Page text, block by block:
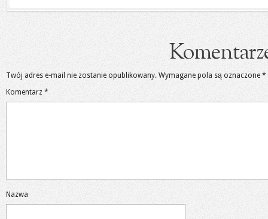
Twój adres e-mail nie zostanie opublikowany. Wymagane pola są oznaczone *
Komentarz *
Nazwa